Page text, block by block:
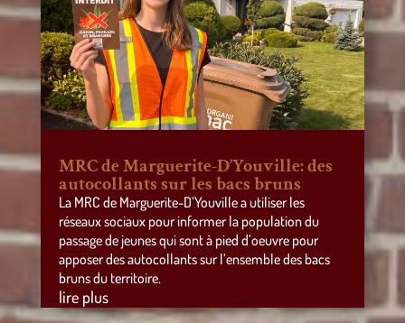
MRC de Marguerite-D’Youville: des
autocollants sur les bacs bruns
La MRC de Marguerite-D’Youville a utiliser les
réseaux sociaux pour informer la population du
passage de jeunes qui sont à pied d’oeuvre pour
apposer des autocollants sur l’ensemble des bacs
bruns du territoire.
lire plus